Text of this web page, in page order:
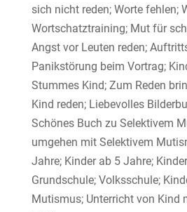
sich nicht reden; Worte fehlen;
Wortschatztraining; Mut für
Angst vor Leuten reden;
Panikstörung beim Vortrag;
Stummes Kind; Zum Reden
Kind reden; Liebevolles
Schönes Buch zu Selektivem
umgehen mit Selektivem
Jahre; Kinder ab 5 Jahre;
Grundschule; Volksschule;
Mutismus; Unterricht von Kind